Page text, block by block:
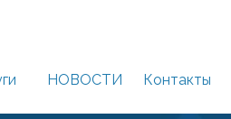
НОВОСТИ Контакты